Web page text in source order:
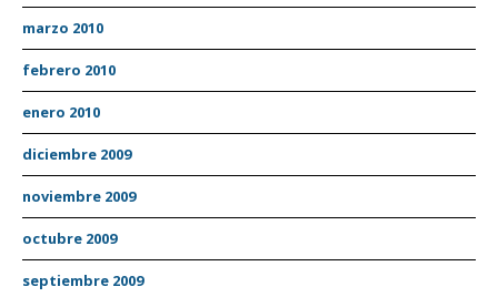
marzo 2010
febrero 2010
enero 2010
diciembre 2009
noviembre 2009
octubre 2009
septiembre 2009